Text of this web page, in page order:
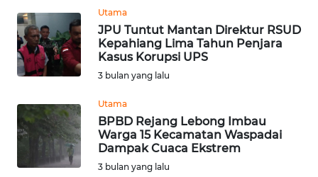
Utama
JPU Tuntut Mantan Direktur RSUD
Kepahiang Lima Tahun Penjara
Kasus Korupsi UPS
3 bulan yang lalu
Utama
BPBD Rejang Lebong Imbau
Warga 15 Kecamatan Waspadai
Dampak Cuaca Ekstrem
3 bulan yang lalu
KALTARA
WN
KALSEL
WN
KALTIM
WN